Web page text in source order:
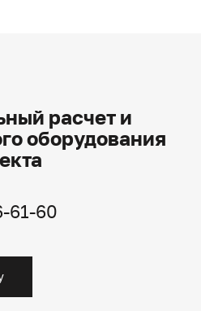
расчет и
оборудования
61-60